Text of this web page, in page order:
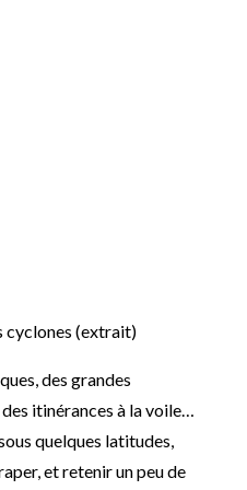
cyclones (extrait)
des grandes
itinérances à la voile…
quelques latitudes,
et retenir un peu de